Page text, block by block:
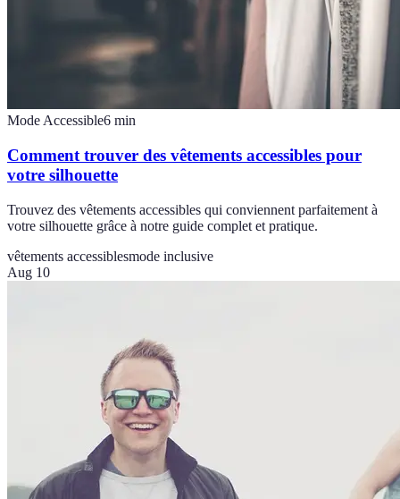
Mode Accessible6 min
Comment trouver des vêtements accessibles pour
votre silhouette
Trouvez des vêtements accessibles qui conviennent parfaitement à
votre silhouette grâce à notre guide complet et pratique.
vêtements accessiblesmode inclusive
Aug 10